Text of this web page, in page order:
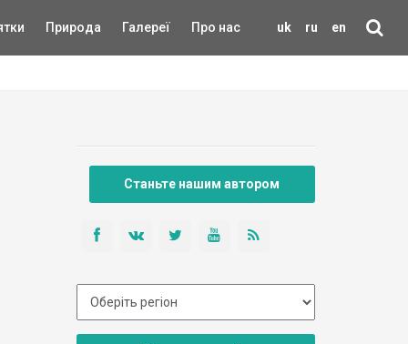
uk ru en
Природа Галереї Про нас
Станьте нашим автором